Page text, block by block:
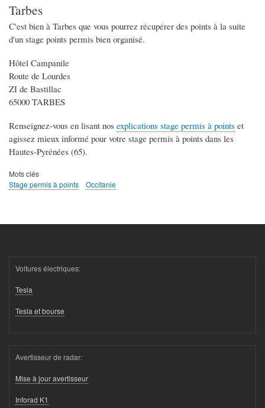
Tarbes
C'est bien à Tarbes que vous pourrez récupérer des points à la suite
d'un stage points permis bien organisé.
Hôtel Campanile
Route de Lourdes
ZI de Bastillac
65000 TARBES
Renseignez-vous en lisant nos explications stage permis à points et
agissez mieux informé pour votre stage permis à points dans les
Hautes-Pyrénées (65).
Mots clés
Stage permis à points
Occitanie
Voitures électriques:
Tesla
Tesla et bourse
Avertisseur de radar:
Mise à jour avertisseur
Inforad K1